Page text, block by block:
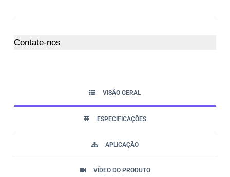
Contate-nos
VISÃO GERAL
ESPECIFICAÇÕES
APLICAÇÃO
VÍDEO DO PRODUTO